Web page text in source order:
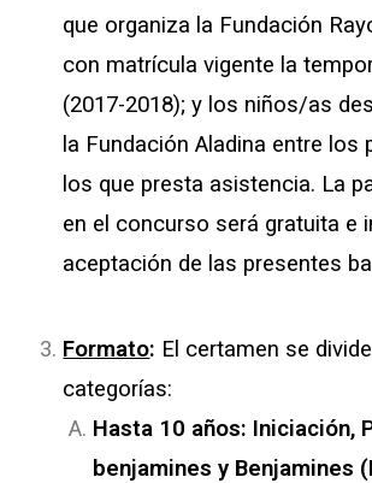
que organiza la Fundación
con matrícula vigente la
(2017-2018); y los niños/as
la Fundación Aladina entre los
los que presta asistencia. La
en el concurso será gratuita e
aceptación de las presentes
Formato: El certamen se
categorías:
Hasta 10 años: Iniciación,
benjamines y Benjamines